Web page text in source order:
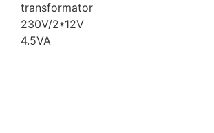
transformator
230V/2*12V
4.5VA